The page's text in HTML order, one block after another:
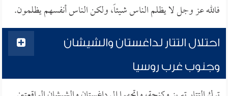
فالله عز وجل لا يظلم الناس شيئاً، ولكن الناس أنفسهم يظلمون.
احتلال التتار لداغستان والشيشان
وجنوب غرب روسيا